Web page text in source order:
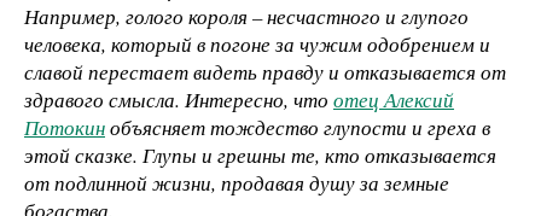
Например, голого короля – несчастного и глупого
человека, который в погоне за чужим одобрением и
славой перестает видеть правду и отказывается от
здравого смысла. Интересно, что отец Алексий
Потокинобъясняет тождество глупости и греха в
этой сказке. Глупы и грешны те, кто отказывается
от подлинной жизни, продавая душу за земные